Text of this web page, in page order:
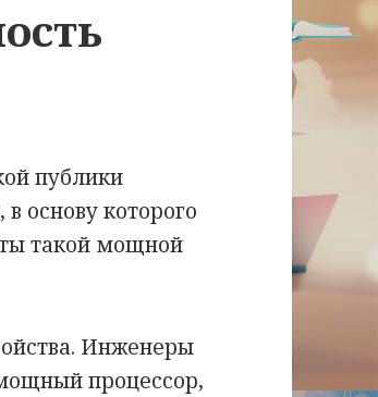
публики
основу которого
такой мощной
Инженеры
процессор,